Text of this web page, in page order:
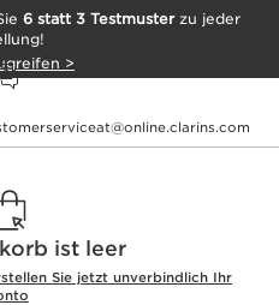
6 statt 3 Testmusterzu jeder
>
ist leer
Sie jetzt unverbindlich Ihr